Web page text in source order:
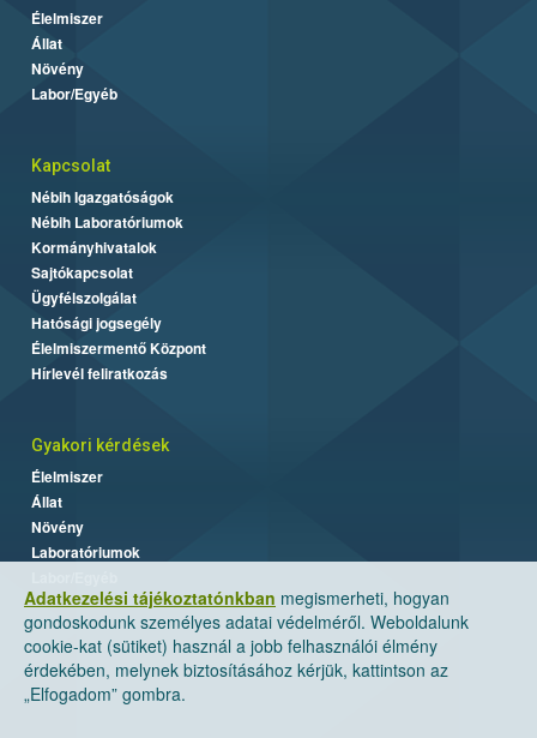
Adatkezelési tájékoztatónkban megismerheti, hogyan
gondoskodunk személyes adatai védelméről. Weboldalunk
cookie-kat (sütiket) használ a jobb felhasználói élmény
érdekében, melynek biztosításához kérjük, kattintson az
„Elfogadom” gombra.
Élelmiszer
Állat
Növény
Labor/Egyéb
Kapcsolat
Nébih Igazgatóságok
Nébih Laboratóriumok
Kormányhivatalok
Sajtókapcsolat
Ügyfélszolgálat
Hatósági jogsegély
Élelmiszermentő Központ
Hírlevél feliratkozás
Gyakori kérdések
Élelmiszer
Állat
Növény
Laboratóriumok